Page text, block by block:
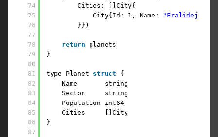
74
75
76
77
78
79
80
81
82
83
84
85
86
87
Cities: []City{
City{Id: 1, Name:
"Fralideja"
}})
return
planets
}
type Planet struct
{
Name       string
Sector     string
Population int64
Cities     []City
}